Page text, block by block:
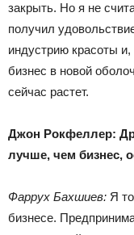
закрыть. Но я не
получил
индустрию красоты
бизнес в новой
сейчас растет.
Джон Рокфеллер:
лучше, чем бизнес,
Фаррух Бахшиев: Я
бизнесе.